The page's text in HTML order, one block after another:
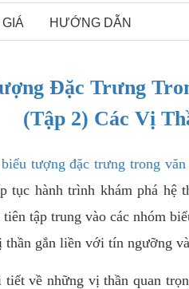
HƯỚNG DẪN
Đặc Trưng
(Tập 2) Các Vị
tượng đặc trưng trong
tục hành trình khám phá hệ
tập trung vào các nhóm
thần gắn liền với tín ngưỡng
tiết về những vị thần quan